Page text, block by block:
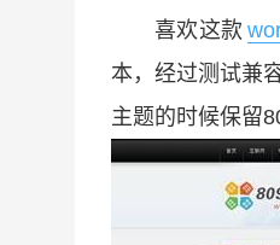
喜欢这款
本，经过测试兼
主题的时候保留